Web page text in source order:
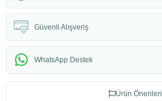
Güvenli Alışveriş
WhatsApp Destek
Ürün Önerileri